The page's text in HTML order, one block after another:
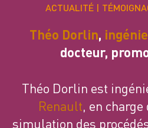
ACTUALITÉ
Théo Dorlin,
docteur,
Théo Dorlin est
Renault, en charge
simulation des